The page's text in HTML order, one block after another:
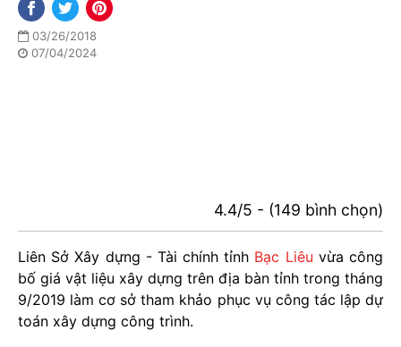
03/26/2018
07/04/2024
4.4/5 - (149 bình chọn)
Liên Sở Xây dựng - Tài chính tỉnh Bạc Liêu vừa công
bố giá vật liệu xây dựng trên địa bàn tỉnh trong tháng
9/2019 làm cơ sở tham khảo phục vụ công tác lập dự
toán xây dựng công trình.